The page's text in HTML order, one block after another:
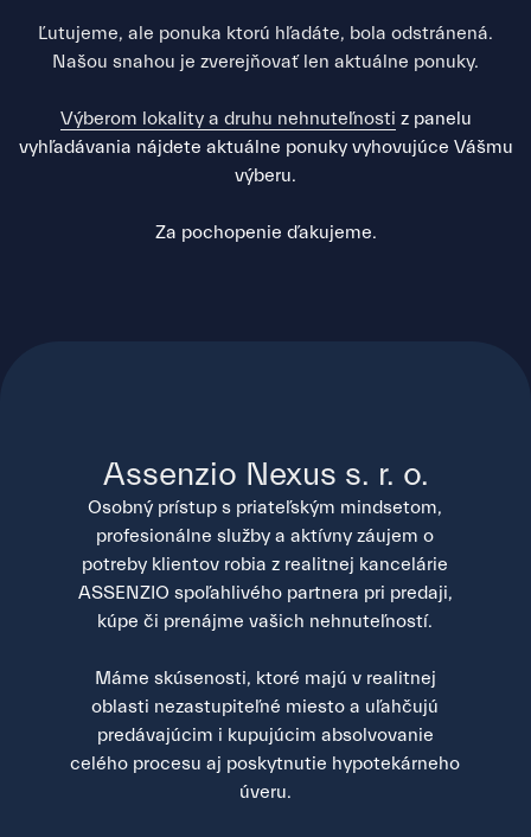
Ľutujeme, ale ponuka ktorú hľadáte, bola odstránená.
Našou snahou je zverejňovať len aktuálne ponuky.
Výberom lokality a druhu nehnuteľnosti z panelu
vyhľadávania nájdete aktuálne ponuky vyhovujúce Vášmu
výberu.
Za pochopenie ďakujeme.
Assenzio Nexus s. r. o.
Osobný prístup s priateľským mindsetom,
profesionálne služby a aktívny záujem o
potreby klientov robia z realitnej kancelárie
ASSENZIO spoľahlivého partnera pri predaji,
kúpe či prenájme vašich nehnuteľností.
Máme skúsenosti, ktoré majú v realitnej
oblasti nezastupiteľné miesto a uľahčujú
predávajúcim i kupujúcim absolvovanie
celého procesu aj poskytnutie hypotekárneho
úveru.